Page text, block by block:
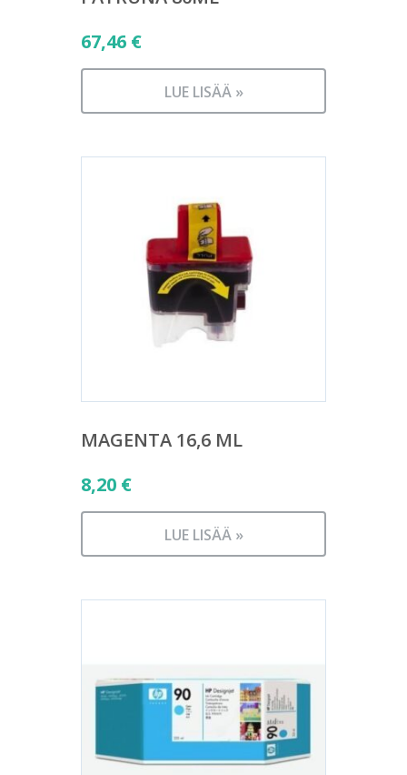
67,46 €
LUE LISÄÄ »
MAGENTA 16,6 ML
8,20 €
LUE LISÄÄ »